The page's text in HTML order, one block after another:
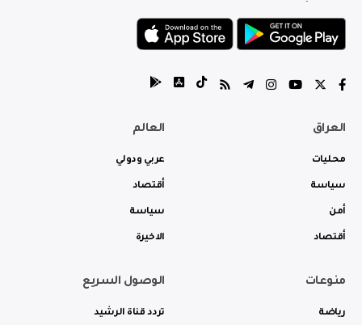
العراق
محليات
سياسة
أمن
أقتصاد
العالم
عربي ودولي
أقتصاد
سياسة
الاخيرة
منوعات
رياضة
الوصول السريع
تردد قناة الرشيد